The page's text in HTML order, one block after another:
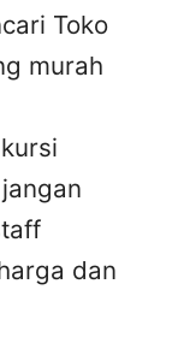
Toko
murah
dan